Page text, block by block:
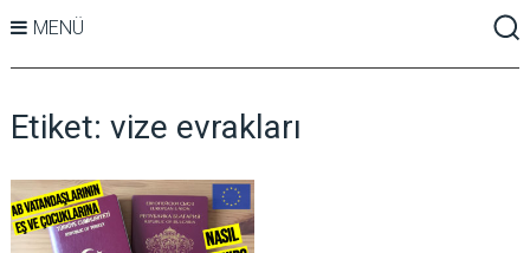
MENÜ
Etiket: vize evrakları